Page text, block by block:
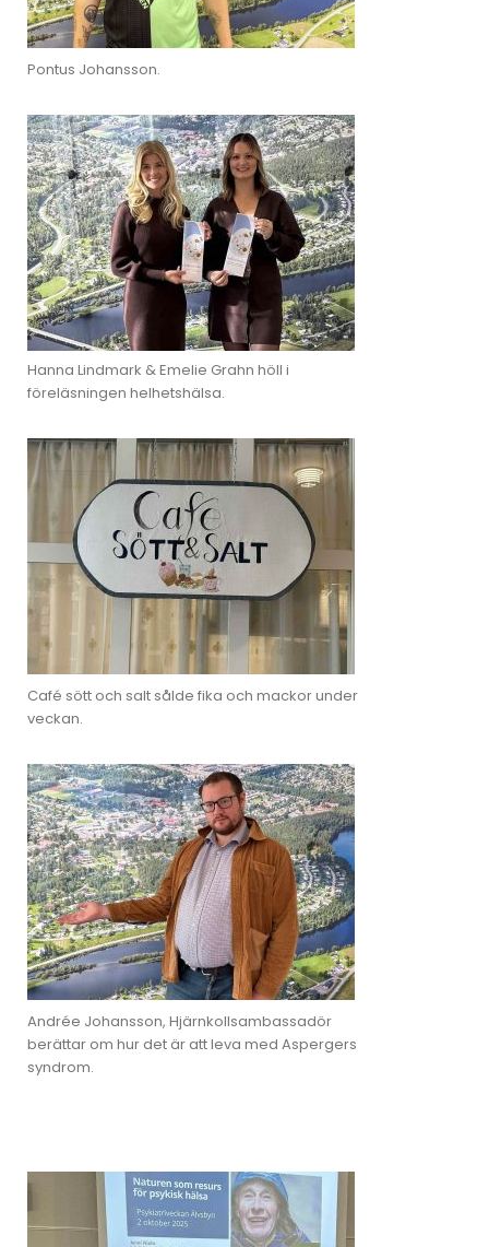
Pontus Johansson.
Hanna Lindmark & Emelie Grahn höll i
föreläsningen helhetshälsa.
Café sött och salt sålde fika och mackor under
veckan.
Andrée Johansson, Hjärnkollsambassadör
berättar om hur det är att leva med Aspergers
syndrom.